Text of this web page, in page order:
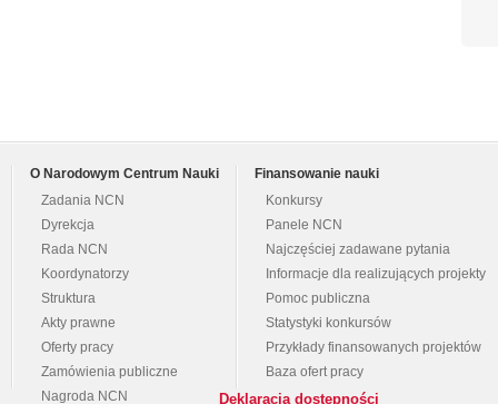
O Narodowym Centrum Nauki
Zadania NCN
Dyrekcja
Rada NCN
Koordynatorzy
Struktura
Akty prawne
Oferty pracy
Zamówienia publiczne
Nagroda NCN
Finansowanie nauki
Konkursy
Panele NCN
Najczęściej zadawane pytania
Informacje dla realizujących projekty
Pomoc publiczna
Statystyki konkursów
Przykłady finansowanych projektów
Baza ofert pracy
Deklaracja dostępności